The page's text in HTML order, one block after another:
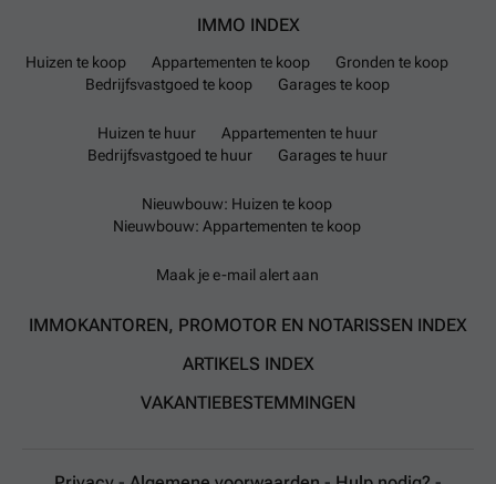
IMMO INDEX
Huizen te koop Appartementen te koop
Gronden te koop
Bedrijfsvastgoed te koop
Garages te koop
Huizen te huur
Appartementen te huur
Bedrijfsvastgoed te huur
Garages te huur
Nieuwbouw: Huizen te koop
Nieuwbouw: Appartementen te koop
Maak je e-mail alert aan
IMMOKANTOREN, PROMOTOR EN NOTARISSEN INDEX
ARTIKELS INDEX
VAKANTIEBESTEMMINGEN